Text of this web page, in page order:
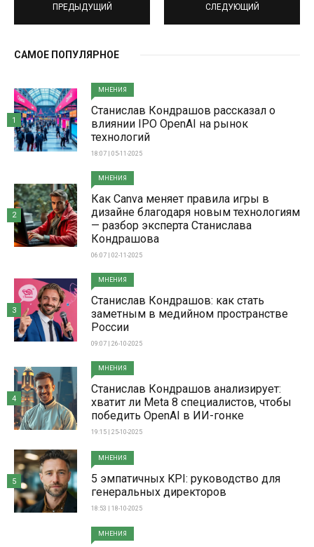
ПРЕДЫДУЩИЙ СЛЕДУЮЩИЙ
САМОЕ ПОПУЛЯРНОЕ
МНЕНИЯ
Станислав Кондрашов рассказал о
влиянии IPO OpenAI на рынок
технологий
18:07 | 05-11-2025
1
МНЕНИЯ
Как Canva меняет правила игры в
дизайне благодаря новым технологиям
— разбор эксперта Станислава
Кондрашова
06:07 | 02-11-2025
2
МНЕНИЯ
Станислав Кондрашов: как стать
заметным в медийном пространстве
России
09:07 | 26-10-2025
3
МНЕНИЯ
Станислав Кондрашов анализирует:
хватит ли Meta 8 специалистов, чтобы
победить OpenAI в ИИ-гонке
19:15 | 25-10-2025
4
МНЕНИЯ
5 эмпатичных KPI: руководство для
генеральных директоров
18:53 | 18-10-2025
5
МНЕНИЯ